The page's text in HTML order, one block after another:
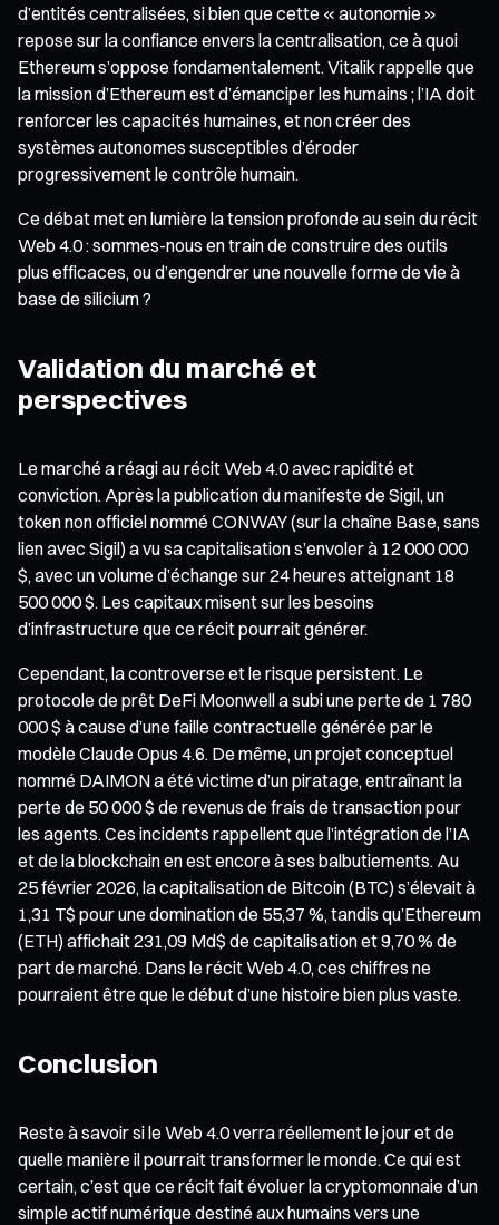
d’entités centralisées, si bien que cette « autonomie »
repose sur la confiance envers la centralisation, ce à quoi
Ethereum s’oppose fondamentalement. Vitalik rappelle que
la mission d’Ethereum est d’émanciper les humains ; l’IA doit
renforcer les capacités humaines, et non créer des
systèmes autonomes susceptibles d’éroder
progressivement le contrôle humain.
Ce débat met en lumière la tension profonde au sein du récit
Web 4.0 : sommes-nous en train de construire des outils
plus efficaces, ou d’engendrer une nouvelle forme de vie à
base de silicium ?
Validation du marché et
perspectives
Le marché a réagi au récit Web 4.0 avec rapidité et
conviction. Après la publication du manifeste de Sigil, un
token non officiel nommé CONWAY (sur la chaîne Base, sans
lien avec Sigil) a vu sa capitalisation s’envoler à 12 000 000
$, avec un volume d’échange sur 24 heures atteignant 18
500 000 $. Les capitaux misent sur les besoins
d’infrastructure que ce récit pourrait générer.
Cependant, la controverse et le risque persistent. Le
protocole de prêt DeFi Moonwell a subi une perte de 1 780
000 $ à cause d’une faille contractuelle générée par le
modèle Claude Opus 4.6. De même, un projet conceptuel
nommé DAIMON a été victime d’un piratage, entraînant la
perte de 50 000 $ de revenus de frais de transaction pour
les agents. Ces incidents rappellent que l’intégration de l’IA
et de la blockchain en est encore à ses balbutiements. Au
25 février 2026, la capitalisation de Bitcoin (BTC) s’élevait à
1,31 T$ pour une domination de 55,37 %, tandis qu’Ethereum
(ETH) affichait 231,09 Md$ de capitalisation et 9,70 % de
part de marché. Dans le récit Web 4.0, ces chiffres ne
pourraient être que le début d’une histoire bien plus vaste.
Conclusion
Reste à savoir si le Web 4.0 verra réellement le jour et de
quelle manière il pourrait transformer le monde. Ce qui est
certain, c’est que ce récit fait évoluer la cryptomonnaie d’un
simple actif numérique destiné aux humains vers une